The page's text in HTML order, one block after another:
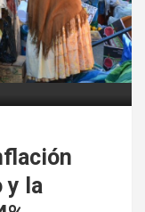
y la